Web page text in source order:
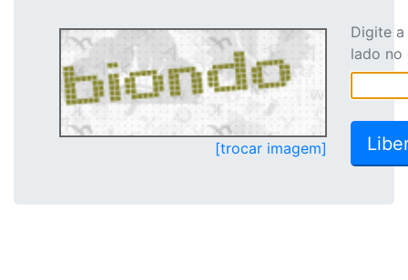
[trocar imagem]
Digite
lado no